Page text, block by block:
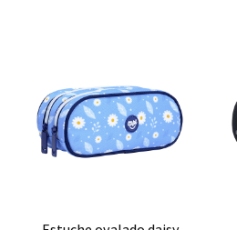
Agregar Detalle